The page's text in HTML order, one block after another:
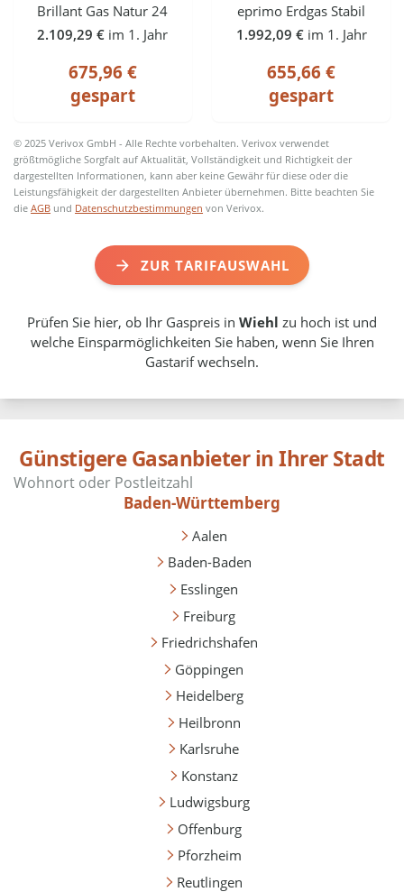
Brillant Gas Natur 24
2.109,29 € im 1. Jahr
675,96 €
gespart
eprimo Erdgas Stabil
1.992,09 € im 1. Jahr
655,66 €
gespart
© 2025 Verivox GmbH - Alle Rechte vorbehalten. Verivox verwendet
größtmögliche Sorgfalt auf Aktualität, Vollständigkeit und Richtigkeit der
dargestellten Informationen, kann aber keine Gewähr für diese oder die
Leistungsfähigkeit der dargestellten Anbieter übernehmen. Bitte beachten Sie
dieAGB und Datenschutzbestimmungen von Verivox.
ZUR TARIFAUSWAHL
Prüfen Sie hier, ob Ihr Gaspreis in Wiehl zu hoch ist und
welche Einsparmöglichkeiten Sie haben, wenn Sie Ihren
Gastarif wechseln.
Günstigere Gasanbieter in Ihrer Stadt
Baden-Württemberg
Aalen
Baden-Baden
Esslingen
Freiburg
Friedrichshafen
Göppingen
Heidelberg
Heilbronn
Karlsruhe
Konstanz
Ludwigsburg
Offenburg
Pforzheim
Reutlingen